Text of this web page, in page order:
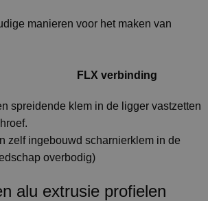
manieren voor het maken van
FLX verbinding
spreidende klem in de ligger vastzetten
zelf ingebouwd scharnierklem in de
overbodig)
alu extrusie profielen